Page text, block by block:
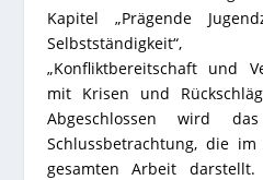
Kapitel „Prägende
Selbstständigkeit“,
„Konfliktbereitschaft und
mit Krisen und
Abgeschlossen wird
Schlussbetrachtung, die
gesamten Arbeit